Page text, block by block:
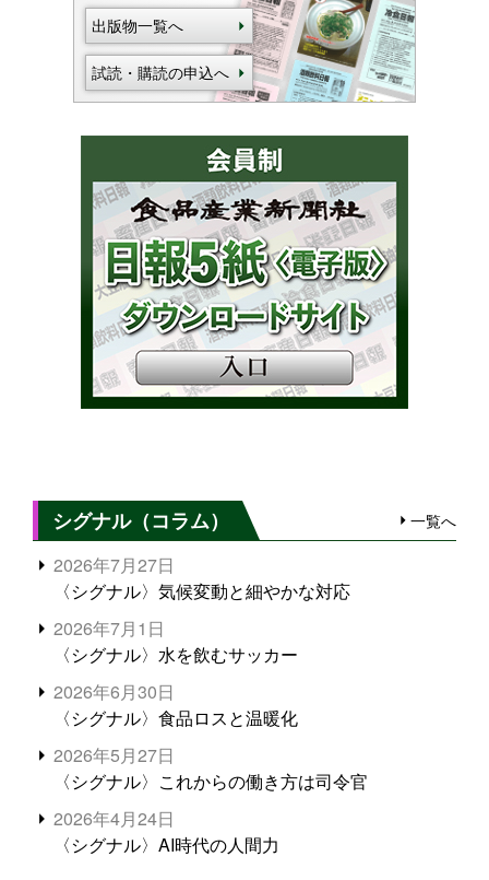
出版物一覧へ
試読・購読の申込へ
シグナル（コラム） 一覧へ
2026年7月27日
〈シグナル〉気候変動と細やかな対応
2026年7月1日
〈シグナル〉水を飲むサッカー
2026年6月30日
〈シグナル〉食品ロスと温暖化
2026年5月27日
〈シグナル〉これからの働き方は司令官
2026年4月24日
〈シグナル〉AI時代の人間力